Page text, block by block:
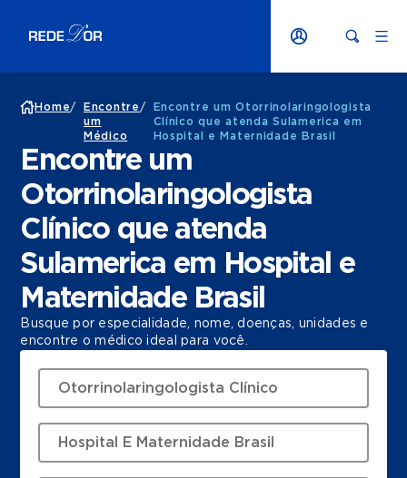
Home/
Encontre
um
Médico
/
Encontre um Otorrinolaringologista
Clínico que atenda Sulamerica em
Hospital e Maternidade Brasil
Encontre um
Otorrinolaringologista
Clínico que atenda
Sulamerica em Hospital e
Maternidade Brasil
Busque por especialidade, nome, doenças, unidades e
encontre o médico ideal para você.